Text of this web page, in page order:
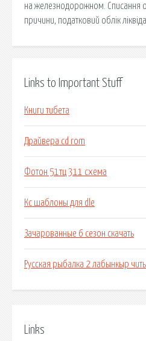
на железнодорожном. Списання
причини, податковий облік
Links to Important Stuff
Книги тибета
Драйвера cd rom
Фотон 51тц 311 схема
Кс шаблоны для dle
Зачарованные 6 сезон скачать
Русская рыбалка 2 лабынкыр
Links